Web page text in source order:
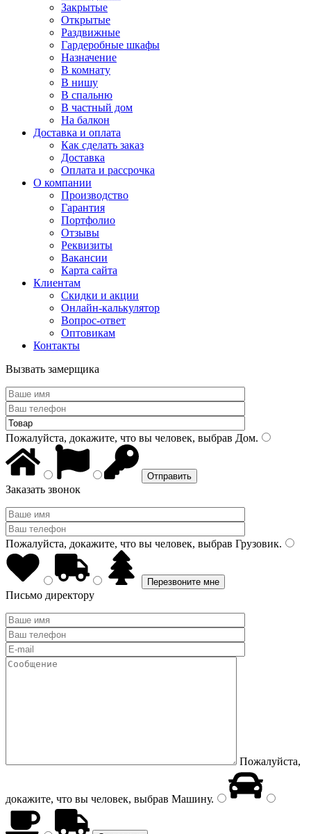
Закрытые
Открытые
Раздвижные
Гардеробные шкафы
Назначение
В комнату
В нишу
В спальню
В частный дом
На балкон
Доставка и оплата
Как сделать заказ
Доставка
Оплата и рассрочка
О компании
Производство
Гарантия
Портфолио
Отзывы
Реквизиты
Вакансии
Карта сайта
Клиентам
Скидки и акции
Онлайн-калькулятор
Вопрос-ответ
Оптовикам
Контакты
Вызвать замерщика
Пожалуйста, докажите, что вы человек, выбрав Дом.
Заказать звонок
Пожалуйста, докажите, что вы человек, выбрав Грузовик.
Письмо директору
Пожалуйста,
докажите, что вы человек, выбрав Машину.